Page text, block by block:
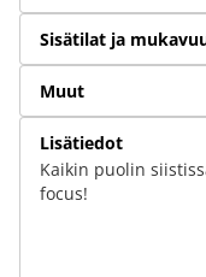
Sisätilat ja
Muut
Lisätiedot
Kaikin puolin
focus!